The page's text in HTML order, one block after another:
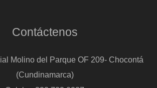
Contáctenos
Molino del Parque OF 209- Chocontá
(Cundinamarca)